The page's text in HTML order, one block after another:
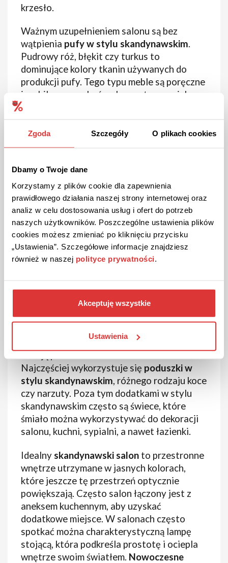
Zgoda Szczegóły O plikach cookies
Dbamy o Twoje dane
Korzystamy z plików cookie dla zapewnienia
prawidłowego działania naszej strony internetowej oraz
analiz w celu dostosowania usług i ofert do potrzeb
naszych użytkowników. Poszczególne ustawienia plików
cookies możesz zmieniać po kliknięciu przycisku
„Ustawienia”. Szczegółowe informacje znajdziesz
również w naszej polityce prywatności
Akceptuję wszystkie
Ustawienia
krzesło.
Ważnym uzupełnieniem salonu są bez
wątpienia pufy w stylu skandynawskim.
Pudrowy róż, błękit czy turkus to
dominujące kolory tkanin używanych do
produkcji pufy. Tego typu meble są poręczne
i mobilne, mogą być wykorzystywane jako
podnóżek podczas błogiego wypoczynku.
Nogi najczęściej wykonane są z wysokiej
klasy drewna. Pufy skandynawskie kosztują
najczęściej nieco ponad 500 zł.
Jeśli chodzi ododatki w stylu
skandynawskimnależy pamiętać, że pełnią
prostoty wnętrz jako całokształtu to one
Najczęściej wykorzystuje się poduszki w
stylu skandynawskim, różnego rodzaju koce
czy narzuty. Poza tym dodatkami w stylu
skandynawskim często są świece, które
śmiało można wykorzystywać do dekoracji
salonu, kuchni, sypialni, a nawet łazienki.
Idealny skandynawski salon to przestronne
wnętrze utrzymane w jasnych kolorach,
które jeszcze tę przestrzeń optycznie
powiększają. Często salon łączony jest z
aneksem kuchennym, aby uzyskać
dodatkowe miejsce. W salonach często
spotkać można charakterystyczną lampę
stojącą, która podkreśla prostotę i ociepla
wnętrze swoim światłem. Nowoczesne